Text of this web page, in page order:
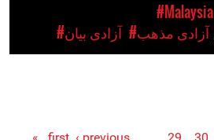
#Malaysia
#آزادی بیان #آزادی مذهب